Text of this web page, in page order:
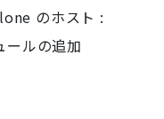
のホスト :
ルの追加